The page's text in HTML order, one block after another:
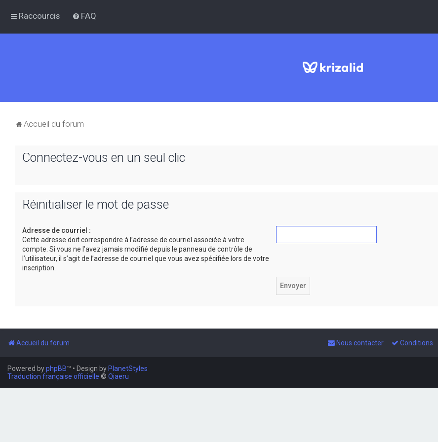
Raccourcis FAQ
Accueil du forum
Connectez-vous en un seul clic
Réinitialiser le mot de passe
Adresse de courriel :
Cette adresse doit correspondre à l’adresse de courriel associée à votre
compte. Si vous ne l’avez jamais modifié depuis le panneau de contrôle de
l’utilisateur, il s’agit de l’adresse de courriel que vous avez spécifiée lors de votre
inscription.
Accueil du forum Conditions
Nous contacter
Powered byphpBB™ • Design by PlanetStyles
Traduction française officielle © Qiaeru